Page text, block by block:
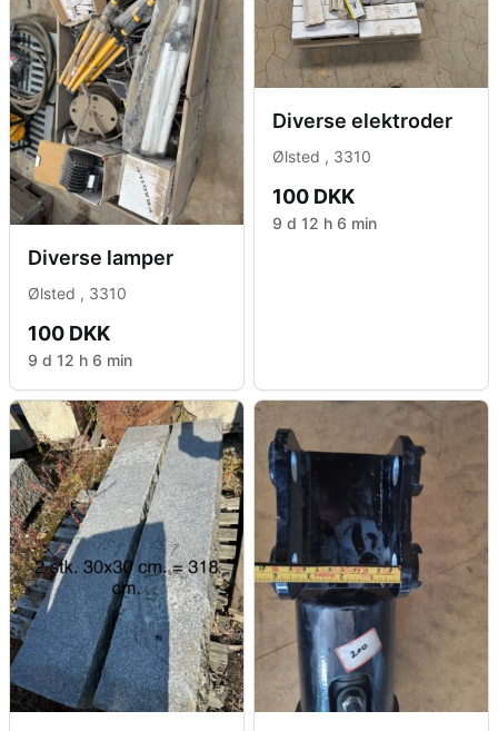
Diverse lamper
Ølsted , 3310
100 DKK
9 d 12 h 6 min
Diverse elektroder
Ølsted , 3310
100 DKK
9 d 12 h 6 min